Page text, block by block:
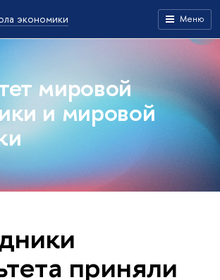
экономики Меню
мировой
и мировой
приняли